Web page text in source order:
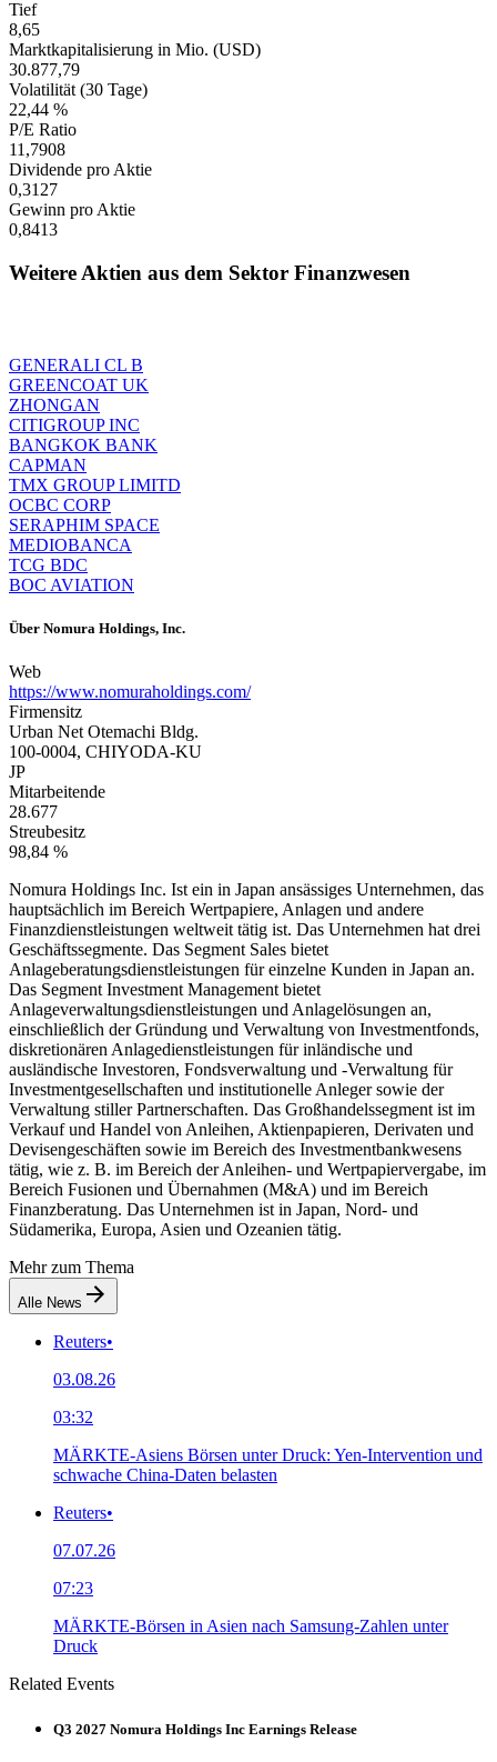
Tief
8,65
Marktkapitalisierung in Mio. (USD)
30.877,79
Volatilität (30 Tage)
22,44 %
P/E Ratio
11,7908
Dividende pro Aktie
0,3127
Gewinn pro Aktie
0,8413
Weitere Aktien aus dem Sektor Finanzwesen
GENERALI CL B
GREENCOAT UK
ZHONGAN
CITIGROUP INC
BANGKOK BANK
CAPMAN
TMX GROUP LIMITD
OCBC CORP
SERAPHIM SPACE
MEDIOBANCA
TCG BDC
BOC AVIATION
Über Nomura Holdings, Inc.
Web
https://www.nomuraholdings.com/
Firmensitz
Urban Net Otemachi Bldg.
100-0004, CHIYODA-KU
JP
Mitarbeitende
28.677
Streubesitz
98,84 %
Nomura Holdings Inc. Ist ein in Japan ansässiges Unternehmen, das
hauptsächlich im Bereich Wertpapiere, Anlagen und andere
Finanzdienstleistungen weltweit tätig ist. Das Unternehmen hat drei
Geschäftssegmente. Das Segment Sales bietet
Anlageberatungsdienstleistungen für einzelne Kunden in Japan an.
Das Segment Investment Management bietet
Anlageverwaltungsdienstleistungen und Anlagelösungen an,
einschließlich der Gründung und Verwaltung von Investmentfonds,
diskretionären Anlagedienstleistungen für inländische und
ausländische Investoren, Fondsverwaltung und -Verwaltung für
Investmentgesellschaften und institutionelle Anleger sowie der
Verwaltung stiller Partnerschaften. Das Großhandelssegment ist im
Verkauf und Handel von Anleihen, Aktienpapieren, Derivaten und
Devisengeschäften sowie im Bereich des Investmentbankwesens
tätig, wie z. B. im Bereich der Anleihen- und Wertpapiervergabe, im
Bereich Fusionen und Übernahmen (M&A) und im Bereich
Finanzberatung. Das Unternehmen ist in Japan, Nord- und
Südamerika, Europa, Asien und Ozeanien tätig.
Mehr zum Thema
Alle News
Reuters•
03.08.26
03:32
MÄRKTE-Asiens Börsen unter Druck: Yen-Intervention und
schwache China-Daten belasten
Reuters•
07.07.26
07:23
MÄRKTE-Börsen in Asien nach Samsung-Zahlen unter
Druck
Related Events
Q3 2027 Nomura Holdings Inc Earnings Release